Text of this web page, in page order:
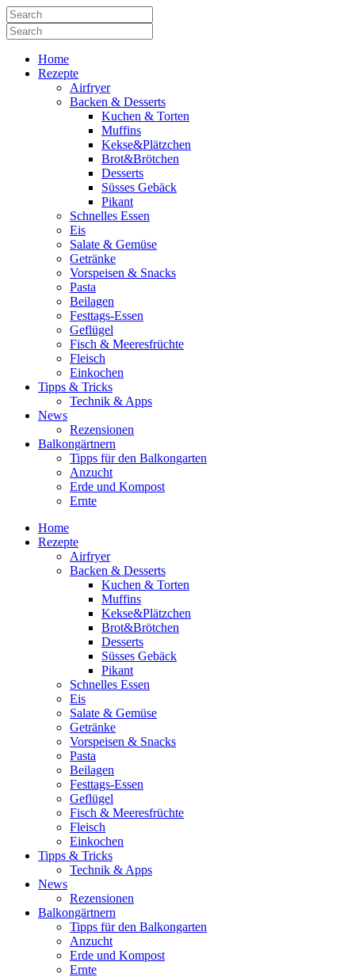
Home
Rezepte
Airfryer
Backen & Desserts
Kuchen & Torten
Muffins
Kekse&Plätzchen
Brot&Brötchen
Desserts
Süsses Gebäck
Pikant
Schnelles Essen
Eis
Salate & Gemüse
Getränke
Vorspeisen & Snacks
Pasta
Beilagen
Festtags-Essen
Geflügel
Fisch & Meeresfrüchte
Fleisch
Einkochen
Tipps & Tricks
Technik & Apps
News
Rezensionen
Balkongärtnern
Tipps für den Balkongarten
Anzucht
Erde und Kompost
Ernte
Home
Rezepte
Airfryer
Backen & Desserts
Kuchen & Torten
Muffins
Kekse&Plätzchen
Brot&Brötchen
Desserts
Süsses Gebäck
Pikant
Schnelles Essen
Eis
Salate & Gemüse
Getränke
Vorspeisen & Snacks
Pasta
Beilagen
Festtags-Essen
Geflügel
Fisch & Meeresfrüchte
Fleisch
Einkochen
Tipps & Tricks
Technik & Apps
News
Rezensionen
Balkongärtnern
Tipps für den Balkongarten
Anzucht
Erde und Kompost
Ernte